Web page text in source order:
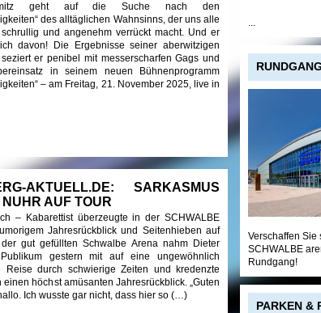
geht auf die Suche nach den
des alltäglichen Wahnsinns, der uns alle
und angenehm verrückt macht. Und er
davon! Die Ergebnisse seiner aberwitzigen
er penibel mit messerscharfen Gags und
in seinem neuen Bühnenprogramm
– am Freitag, 21. November 2025, live in
AKTUELL.DE: SARKASMUS
NUHR AUF TOUR
– Kabarettist überzeugte in der SCHWALBE
Jahresrückblick und Seitenhieben auf
gut gefüllten Schwalbe Arena nahm Dieter
gestern mit auf eine ungewöhnlich
Reise durch schwierige Zeiten und kredenzte
einen höchst amüsanten Jahresrückblick. „Guten
Ich wusste gar nicht, dass hier so (…)
...
RUNDGANG
Verschaffen Sie
SCHWALBE
Rundgang!
PARKEN &